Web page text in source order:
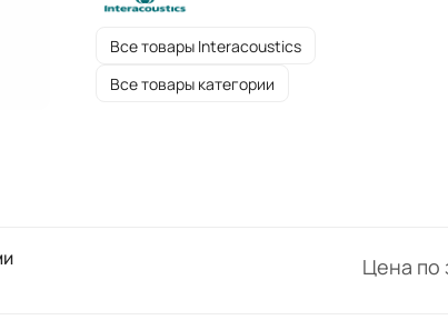
в различных медицинских учреждениях.
Все товары Interacoustics
Все товары категории
Цена по